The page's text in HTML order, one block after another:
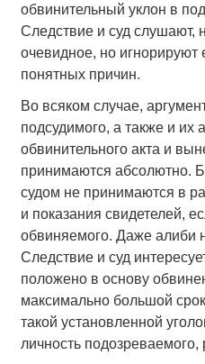
обвинительный уклон в
Следствие и суд слушают,
очевидное, но игнорируют
понятных причин.
Во всяком случае,
подсудимого, а также и их
обвинительного акта и
принимаются абсолютно.
судом не принимаются в
и показания свидетелей,
обвиняемого. Даже алиби
Следствие и суд
положено в основу
максимально большой
такой установленной
личность